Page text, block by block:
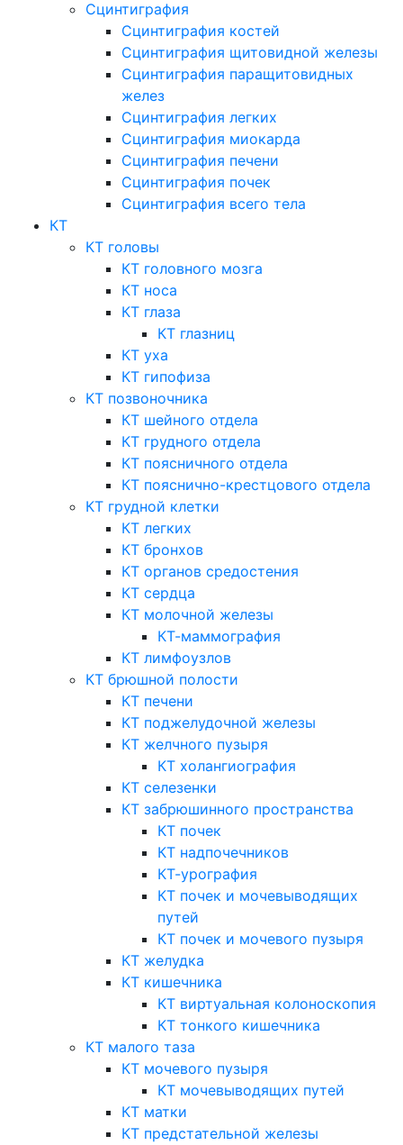
Сцинтиграфия
Сцинтиграфия костей
Сцинтиграфия щитовидной железы
Сцинтиграфия паращитовидных
желез
Сцинтиграфия легких
Сцинтиграфия миокарда
Сцинтиграфия печени
Сцинтиграфия почек
Сцинтиграфия всего тела
КТ
КТ головы
КТ головного мозга
КТ носа
КТ глаза
КТ глазниц
КТ уха
КТ гипофиза
КТ позвоночника
КТ шейного отдела
КТ грудного отдела
КТ поясничного отдела
КТ пояснично-крестцового отдела
КТ грудной клетки
КТ легких
КТ бронхов
КТ органов средостения
КТ сердца
КТ молочной железы
КТ-маммография
КТ лимфоузлов
КТ брюшной полости
КТ печени
КТ поджелудочной железы
КТ желчного пузыря
КТ холангиография
КТ селезенки
КТ забрюшинного пространства
КТ почек
КТ надпочечников
КТ-урография
КТ почек и мочевыводящих
путей
КТ почек и мочевого пузыря
КТ желудка
КТ кишечника
КТ виртуальная колоноскопия
КТ тонкого кишечника
КТ малого таза
КТ мочевого пузыря
КТ мочевыводящих путей
КТ матки
КТ предстательной железы